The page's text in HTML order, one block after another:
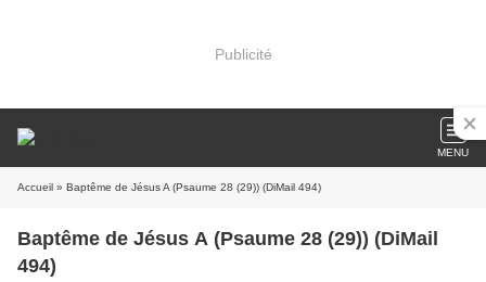
Publicité
MENU
Accueil » Baptême de Jésus A (Psaume 28 (29)) (DiMail 494)
Baptême de Jésus A (Psaume 28 (29)) (DiMail
494)